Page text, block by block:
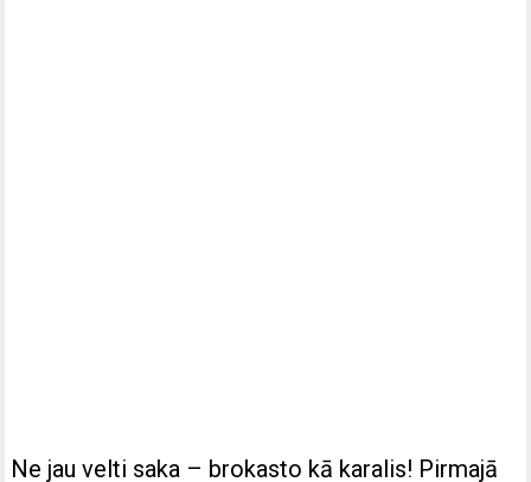
Ne jau velti saka – brokasto kā karalis! Pirmajā